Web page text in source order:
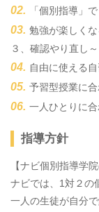
「個別指導」
勉強が楽しく
３、確認やり直し
自由に使える
予習型授業に
一人ひとりに
指導方針
【ナビ個別指導学
ナビでは、1対２の
一人の生徒が自分